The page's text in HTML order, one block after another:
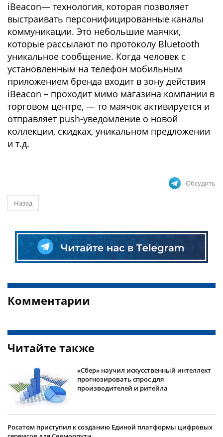
iBeacon— технология, которая позволяет
выстраивать персонифицированные каналы
коммуникации. Это небольшие маячки,
которые рассылают по протоколу Bluetooth
уникальное сообщение. Когда человек с
установленным на телефон мобильным
приложением бренда входит в зону действия
iBeacon – проходит мимо магазина компании в
торговом центре, — то маячок активируется и
отправляет push-уведомление о новой
коллекции, скидках, уникальном предложении
и т.д.
Обсудить
Назад
Комментарии
Читайте также
«Сбер» научил искусственный интеллект
прогнозировать спрос для
производителей и ритейла
Росатом приступил к созданию Единой платформы цифровых